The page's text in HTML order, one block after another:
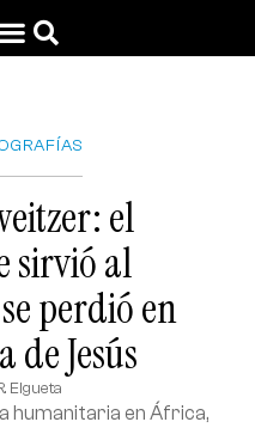
el
sirvió al
perdió en
de Jesús
Elgueta
humanitaria en África,